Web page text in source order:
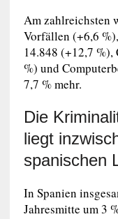
Am zahlreichsten
Vorfällen (+6,6
14.848 (+12,7
%) und
7,7 % mehr.
Die
liegt
spanischen
In Spanien
Jahresmitte um 3